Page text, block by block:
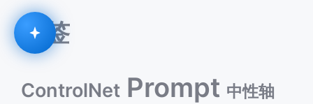
标签
ControlNet Prompt 中性轴